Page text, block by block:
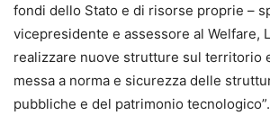
fondi dello Stato e di risorse proprie –
vicepresidente e assessore al Welfare,
realizzare nuove strutture sul territorio
messa a norma e sicurezza delle
pubbliche e del patrimonio tecnologico”.